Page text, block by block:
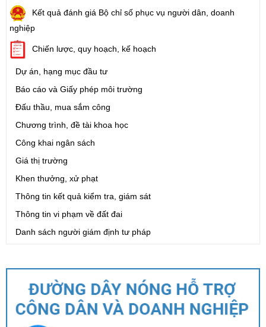
Kết quả đánh giá Bộ chỉ số phục vụ người dân, doanh
nghiệp
Chiến lược, quy hoạch, kế hoạch
Dự án, hạng mục đầu tư
Báo cáo và Giấy phép môi trường
Đấu thầu, mua sắm công
Chương trình, đề tài khoa học
Công khai ngân sách
Giá thị trường
Khen thưởng, xử phạt
Thông tin kết quả kiểm tra, giám sát
Thông tin vi phạm về đất đai
Danh sách người giám định tư pháp